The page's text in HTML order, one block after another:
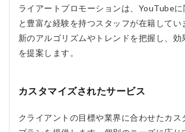
3
ラ
イ
ア
ー
モ
シ
ョ
ライアートプロモーションは、YouTube
と豊富な経験を持つスタッフが在籍してい
新のアルゴリズムやトレンドを把握し、効
を提案します。
カスタマイズされたサービス
クライアントの目標や業界に合わせたカス